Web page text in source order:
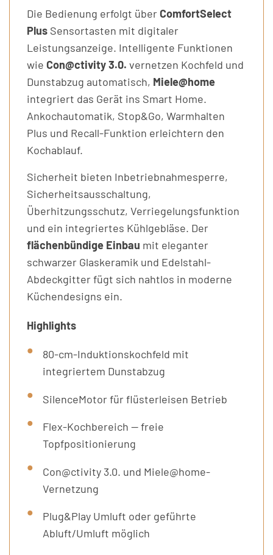
Die Bedienung erfolgt überComfortSelect
Plus Sensortasten mit digitaler
Leistungsanzeige. Intelligente Funktionen
wie Con@ctivity 3.0. vernetzen Kochfeld und
Dunstabzug automatisch, Miele@home
integriert das Gerät ins Smart Home.
Ankochautomatik, Stop&Go, Warmhalten
Plus und Recall-Funktion erleichtern den
Kochablauf.
Sicherheit bieten Inbetriebnahmesperre,
Sicherheitsausschaltung,
Überhitzungsschutz, Verriegelungsfunktion
und ein integriertes Kühlgebläse. Der
flächenbündige Einbau mit eleganter
schwarzer Glaskeramik und Edelstahl-
Abdeckgitter fügt sich nahtlos in moderne
Küchendesigns ein.
Highlights
80-cm-Induktionskochfeld mit
integriertem Dunstabzug
SilenceMotor für flüsterleisen Betrieb
Flex-Kochbereich — freie
Topfpositionierung
Con@ctivity 3.0. und Miele@home-
Vernetzung
Plug&Play Umluft oder geführte
Abluft/Umluft möglich